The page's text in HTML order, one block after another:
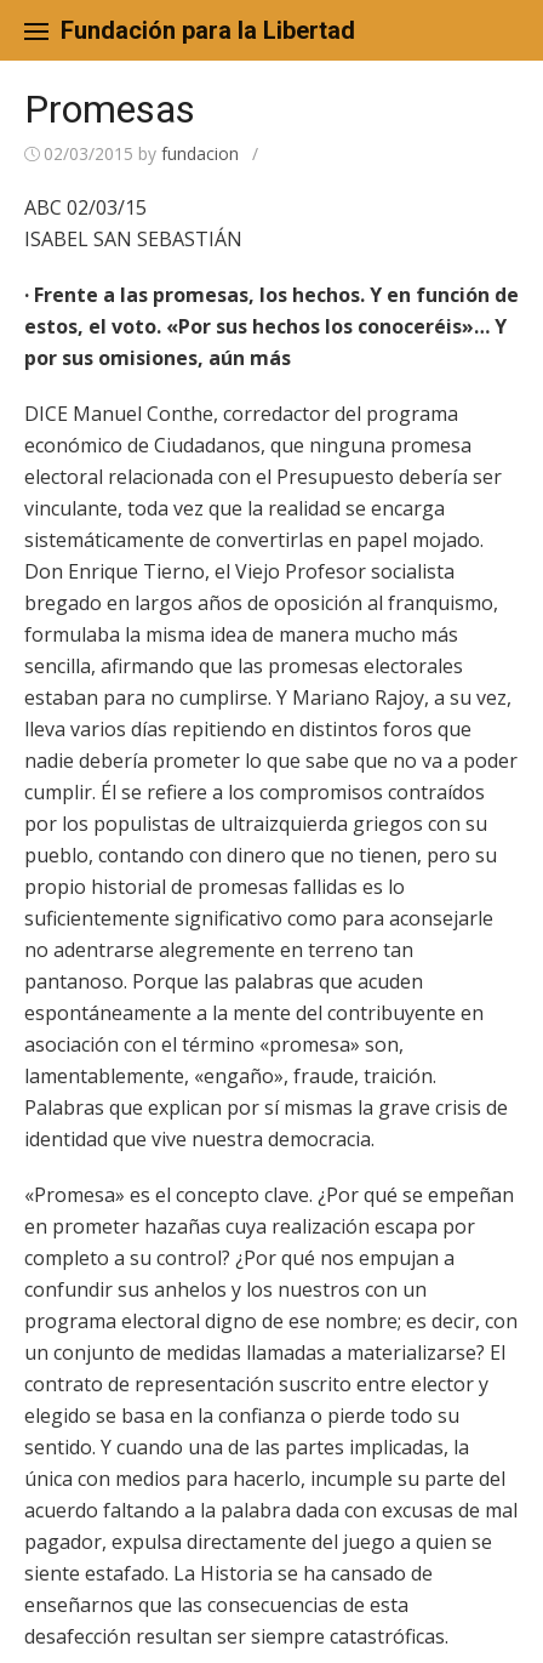
content
Fundación para la Libertad
Promesas
02/03/2015 by fundacion /
ABC 02/03/15
ISABEL SAN SEBASTIÁN
· Frente a las promesas, los hechos. Y en función de
estos, el voto. «Por sus hechos los conoceréis»… Y
por sus omisiones, aún más
DICE Manuel Conthe, corredactor del programa
económico de Ciudadanos, que ninguna promesa
electoral relacionada con el Presupuesto debería ser
vinculante, toda vez que la realidad se encarga
sistemáticamente de convertirlas en papel mojado.
Don Enrique Tierno, el Viejo Profesor socialista
bregado en largos años de oposición al franquismo,
formulaba la misma idea de manera mucho más
sencilla, afirmando que las promesas electorales
estaban para no cumplirse. Y Mariano Rajoy, a su vez,
lleva varios días repitiendo en distintos foros que
nadie debería prometer lo que sabe que no va a poder
cumplir. Él se refiere a los compromisos contraídos
por los populistas de ultraizquierda griegos con su
pueblo, contando con dinero que no tienen, pero su
propio historial de promesas fallidas es lo
suficientemente significativo como para aconsejarle
no adentrarse alegremente en terreno tan
pantanoso. Porque las palabras que acuden
espontáneamente a la mente del contribuyente en
asociación con el término «promesa» son,
lamentablemente, «engaño», fraude, traición.
Palabras que explican por sí mismas la grave crisis de
identidad que vive nuestra democracia.
«Promesa» es el concepto clave. ¿Por qué se empeñan
en prometer hazañas cuya realización escapa por
completo a su control? ¿Por qué nos empujan a
confundir sus anhelos y los nuestros con un
programa electoral digno de ese nombre; es decir, con
un conjunto de medidas llamadas a materializarse? El
contrato de representación suscrito entre elector y
elegido se basa en la confianza o pierde todo su
sentido. Y cuando una de las partes implicadas, la
única con medios para hacerlo, incumple su parte del
acuerdo faltando a la palabra dada con excusas de mal
pagador, expulsa directamente del juego a quien se
siente estafado. La Historia se ha cansado de
enseñarnos que las consecuencias de esta
desafección resultan ser siempre catastróficas.